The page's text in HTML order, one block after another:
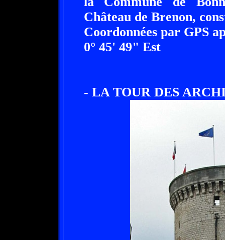
Château de Brenon,
Coordonnées par GPS
0° 45' 49" Est
- LA TOUR DES